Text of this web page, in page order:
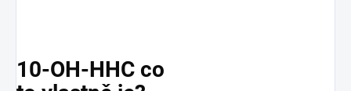
10-OH-HHC co